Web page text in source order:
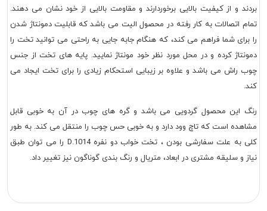
بردند و از کیفیت بالایی برخوردارند و مقاومت بالایی از خود نشان می دهند.
تمام اتصالات به کار رفته در محصول الیت می باشد که قابلیت دمونتاژ شدن
را برای شما فراهم می کند، که هنگام جابه جایی به راحتی می توانید تخت را
دمونتاژ کرده و در محل مورد نظر خود مونتاژ نمایید. پایه های تخت از جنس
چوب راش می باشد و علاوه بر زیبایی استحکام زیادی را برای تخت ایجاد می
کند.
رنگ این محصول گردویی می باشد و گره های چوب در آن به خوبی قابل
مشاهده است که تاچ وود دارد و به خوبی حس چوب را منتقل می کند. به طور
کلی به علت سفارشی بودن ، تخت خواب دو نفره D.1014 را می توان طبق
نیاز و سلیقه مشتری در ابعاد، متریال و رنگ بندی گوناگون نیز تغییر داد.